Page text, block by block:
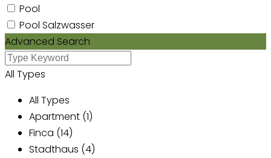
Pool
Pool Salzwasser
Advanced Search
All Types
All Types
Apartment (1)
Finca (14)
Stadthaus (4)